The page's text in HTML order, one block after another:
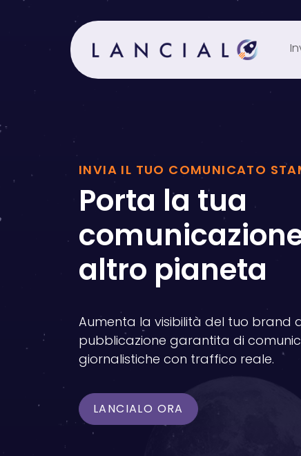
INVIA IL TUO COMUNICATO
Porta la tua
altro pianeta
Aumenta la visibilità del tuo brand
pubblicazione garantita di
giornalistiche con traffico reale.
LANCIALO ORA